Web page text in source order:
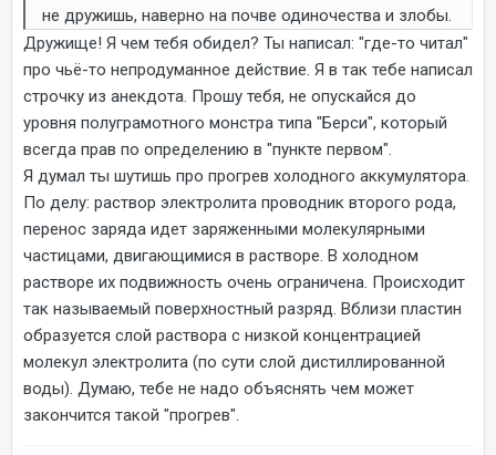
не дружишь, наверно на почве одиночества и злобы.
Дружище! Я чем тебя обидел? Ты написал: "где-то читал"
про чьё-то непродуманное действие. Я в так тебе написал
строчку из анекдота. Прошу тебя, не опускайся до
уровня полуграмотного монстра типа "Берси", который
всегда прав по определению в "пункте первом".
Я думал ты шутишь про прогрев холодного аккумулятора.
По делу: раствор электролита проводник второго рода,
перенос заряда идет заряженными молекулярными
частицами, двигающимися в растворе. В холодном
растворе их подвижность очень ограничена. Происходит
так называемый поверхностный разряд. Вблизи пластин
образуется слой раствора с низкой концентрацией
молекул электролита (по сути слой дистиллированной
воды). Думаю, тебе не надо объяснять чем может
закончится такой "прогрев".